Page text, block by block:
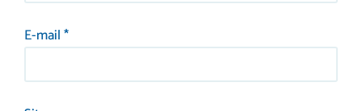
E-mail*